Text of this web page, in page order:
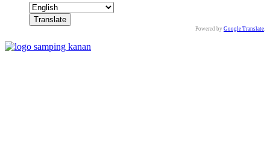
Powered by Google Translate